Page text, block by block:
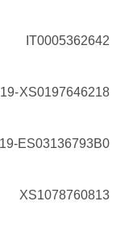
IT0005362642
XS0197646218
ES03136793B0
XS1078760813